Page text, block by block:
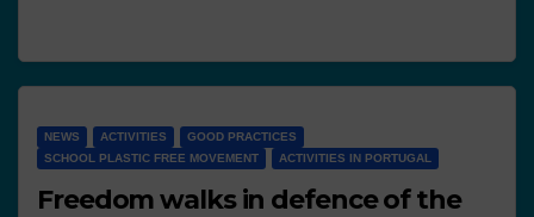
NEWS ACTIVITIES
GOOD PRACTICES
SCHOOL PLASTIC FREE MOVEMENT
ACTIVITIES IN PORTUGAL
Freedom walks in defence of the